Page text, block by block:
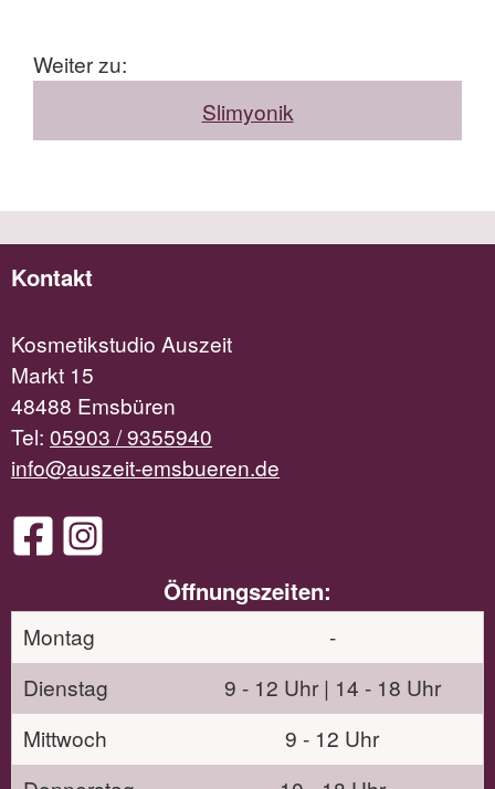
Weiter zu:
Slimyonik
Kontakt
Kosmetikstudio Auszeit
Markt 15
48488 Emsbüren
Tel: 05903 / 9355940
info@auszeit-emsbueren.de
Öffnungszeiten:
Montag
-
Dienstag
9 - 12 Uhr | 14 - 18 Uhr
Mittwoch
9 - 12 Uhr